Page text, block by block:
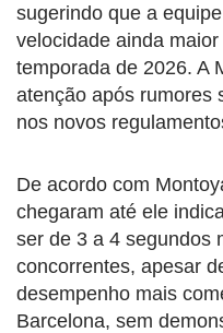
sugerindo que a
velocidade ainda
temporada de 2026. A
atenção após rumores
nos novos
De acordo com
chegaram até ele
ser de 3 a 4 segundos
concorrentes, apesar
desempenho mais
Barcelona, sem